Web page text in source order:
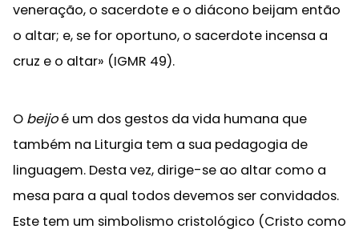
veneração, o sacerdote e o diácono beijam então
o altar; e, se for oportuno, o sacerdote incensa a
cruz e o altar» (IGMR 49).
O beijoé um dos gestos da vida humana que
também na Liturgia tem a sua pedagogia de
linguagem. Desta vez, dirige-se ao altar como a
mesa para a qual todos devemos ser convidados.
Este tem um simbolismo cristológico (Cristo como